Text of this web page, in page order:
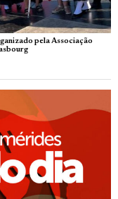
pela Associação